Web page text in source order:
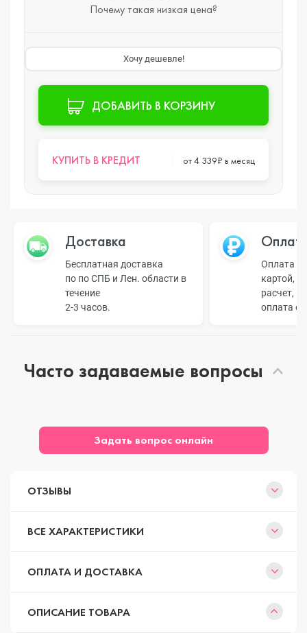
Почему такая низкая цена?
Хочу дешевле!
ДОБАВИТЬ В КОРЗИНУ
КУПИТЬ В КРЕДИТ от 4 339₽ в месяц
Доставка
Бесплатная доставка
по по СПБ и Лен. области в
течение
2-3 часов.
Оплата
картой,
расчет,
оплата
Часто задаваемые вопросы
Задать вопрос онлайн
ОТЗЫВЫ
ВСЕ ХАРАКТЕРИСТИКИ
ОПЛАТА И ДОСТАВКА
ОПИСАНИЕ ТОВАРА